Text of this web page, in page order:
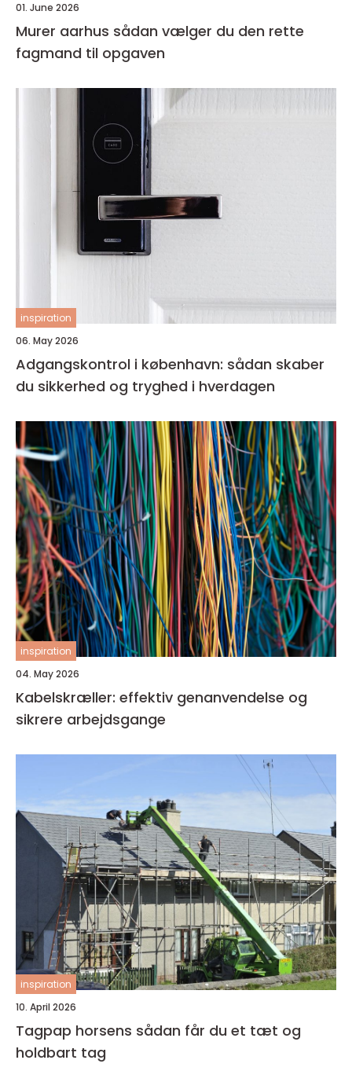
01. June 2026
Murer aarhus sådan vælger du den rette
fagmand til opgaven
inspiration
06. May 2026
Adgangskontrol i københavn: sådan skaber
du sikkerhed og tryghed i hverdagen
inspiration
04. May 2026
Kabelskræller: effektiv genanvendelse og
sikrere arbejdsgange
inspiration
10. April 2026
Tagpap horsens sådan får du et tæt og
holdbart tag